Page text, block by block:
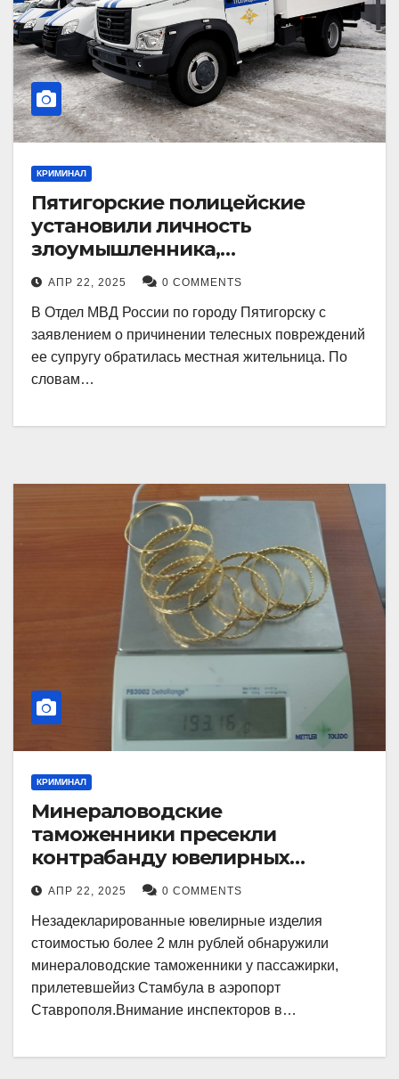
КРИМИНАЛ
Пятигорские полицейские
установили личность
злоумышленника,
причинившего телесные
повреждения местному жителю
АПР 22, 2025 0 COMMENTS
В Отдел МВД России по городу Пятигорску с
заявлением о причинении телесных повреждений
ее супругу обратилась местная жительница. По
словам…
КРИМИНАЛ
Минераловодские
таможенники пресекли
контрабанду ювелирных
изделий на 2 млн рублей
АПР 22, 2025 0 COMMENTS
Незадекларированные ювелирные изделия
стоимостью более 2 млн рублей обнаружили
минераловодские таможенники у пассажирки,
прилетевшейиз Стамбула в аэропорт
Ставрополя.Внимание инспекторов в…